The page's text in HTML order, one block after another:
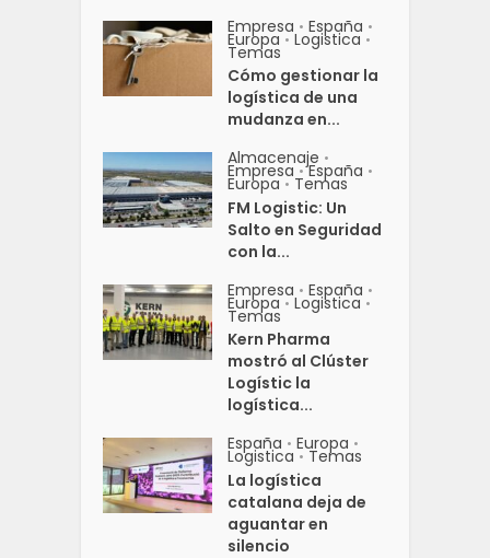
Empresa • España •
Europa • Logistica •
Temas
Cómo gestionar la
logística de una
mudanza en...
Almacenaje •
Empresa • España •
Europa • Temas
FM Logistic: Un
Salto en Seguridad
con la...
Empresa • España •
Europa • Logistica •
Temas
Kern Pharma
mostró al Clúster
Logístic la
logística...
España • Europa •
Logistica • Temas
La logística
catalana deja de
aguantar en
silencio